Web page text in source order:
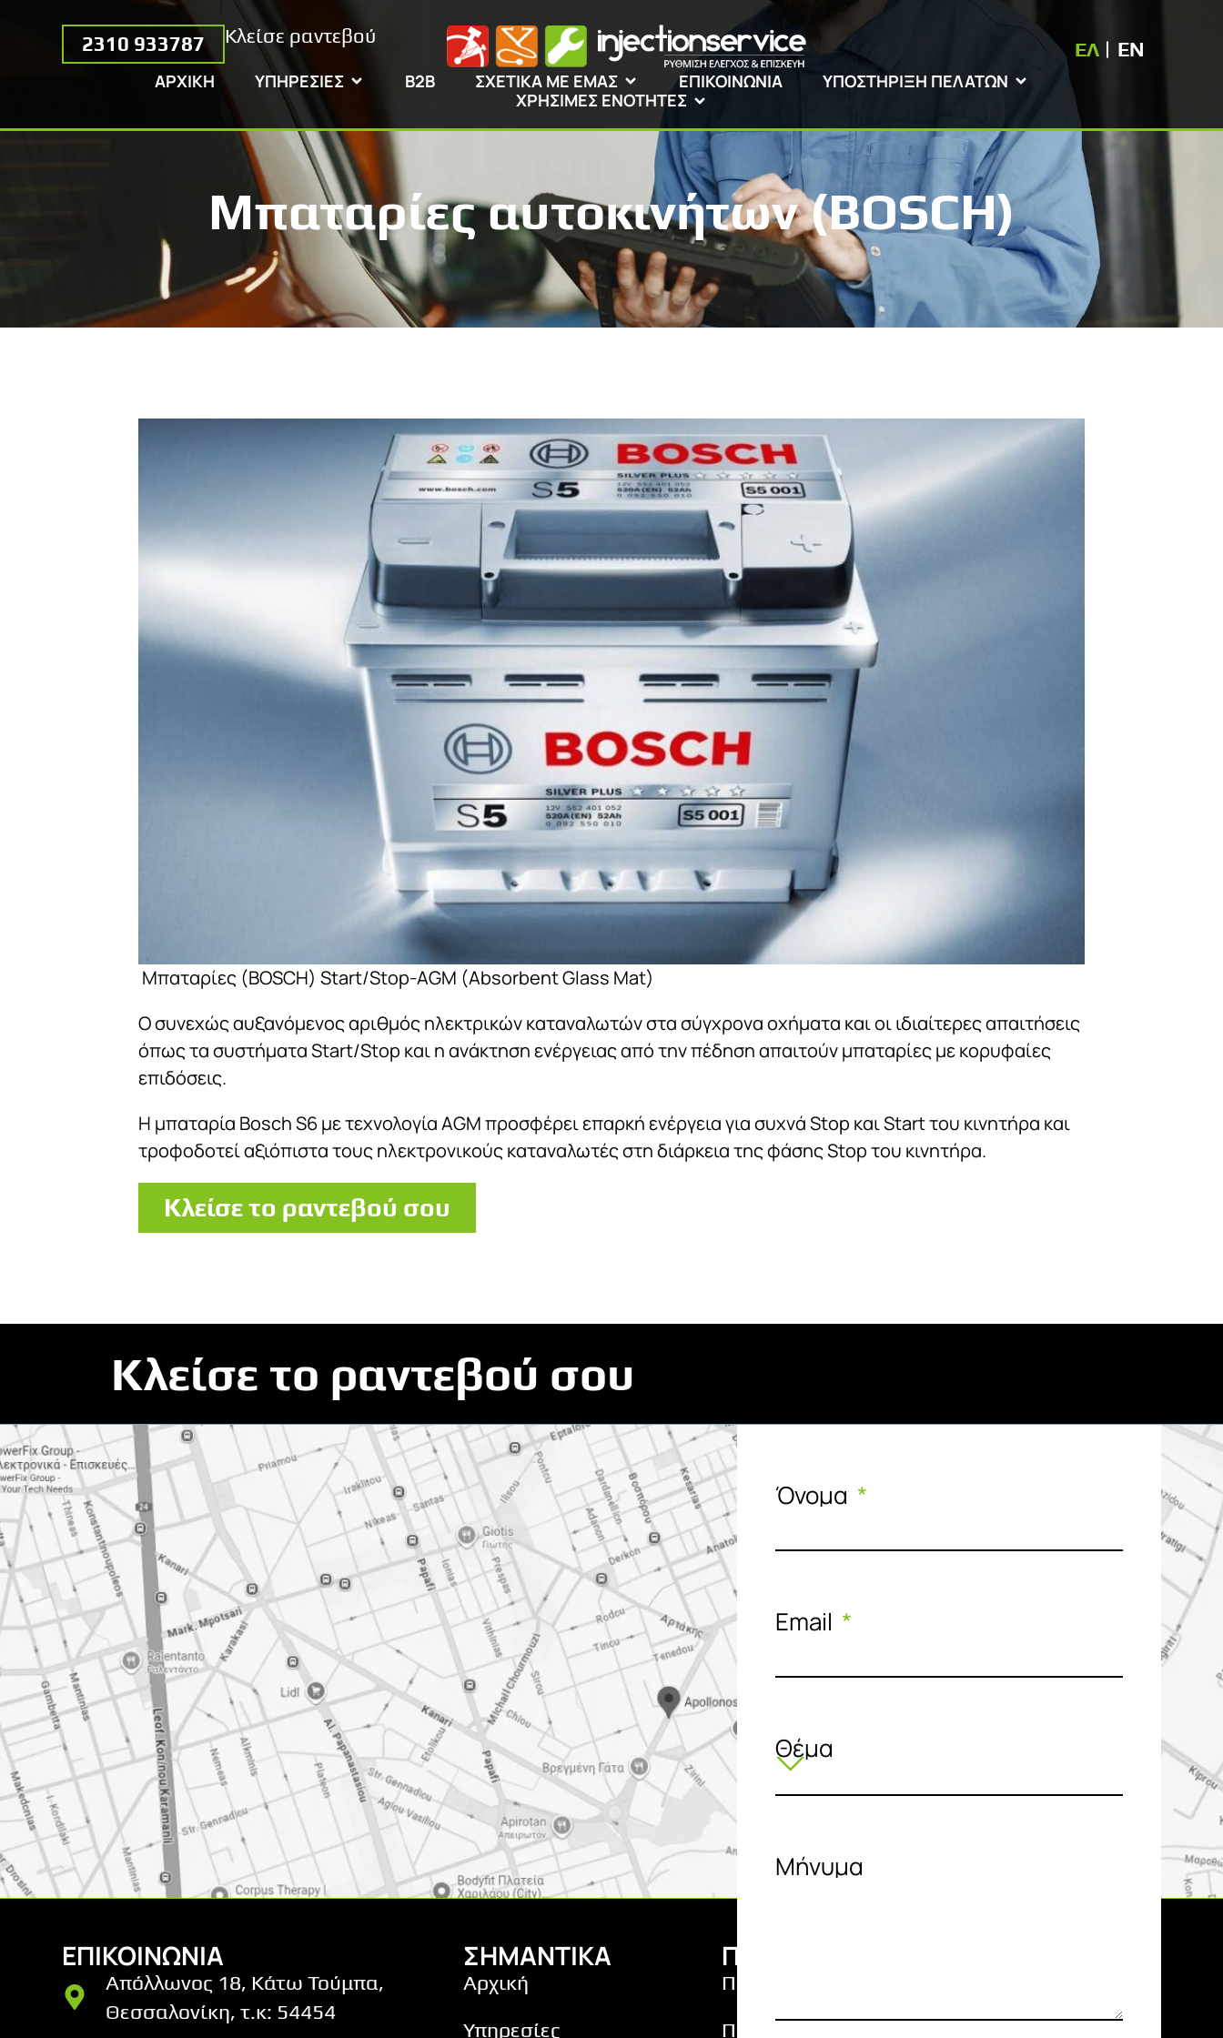
2310 933787 Κλείσε ραντεβού
ΕΛ EN
ΑΡΧΙΚΗ ΥΠΗΡΕΣΙΕΣ B2B ΣΧΕΤΙΚΑ ΜΕ ΕΜΑΣ ΕΠΙΚΟΙΝΩΝΙΑ
ΥΠΟΣΤΗΡΙΞΗ ΠΕΛΑΤΩΝ
ΧΡΗΣΙΜΕΣ ΕΝΟΤΗΤΕΣ
Μπαταρίες αυτοκινήτων (BOSCH)
Μπαταρίες (BOSCH) Start/Stop-AGM (Absorbent Glass Mat)
Ο συνεχώς αυξανόμενος αριθμός ηλεκτρικών καταναλωτών στα σύγχρονα οχήματα και οι ιδιαίτερες απαιτήσεις
όπως τα συστήματα Start/Stop και η ανάκτηση ενέργειας από την πέδηση απαιτούν μπαταρίες με κορυφαίες
επιδόσεις.
Η μπαταρία Bosch S6 με τεχνολογία AGM προσφέρει επαρκή ενέργεια για συχνά Stop και Start του κινητήρα και
τροφοδοτεί αξιόπιστα τους ηλεκτρονικούς καταναλωτές στη διάρκεια της φάσης Stop του κινητήρα.
Κλείσε το ραντεβού σου
Κλείσε το ραντεβού σου
Όνομα
Email
Θέμα
Μήνυμα
ΕΠΙΚΟΙΝΩΝΙΑ
Απόλλωνος 18, Κάτω Τούμπα,
Θεσσαλονίκη, τ.κ: 54454
ΣΗΜΑΝΤΙΚΑ
Αρχική
Υπηρεσίες
ΠΟΛΙΤΙΚΗ
Πολιτική Απορρήτου
Προσωπικών Δεδομένων